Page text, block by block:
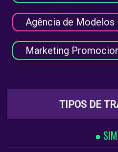
Agência de Modelos
Marketing
TIPOS DE
SIM